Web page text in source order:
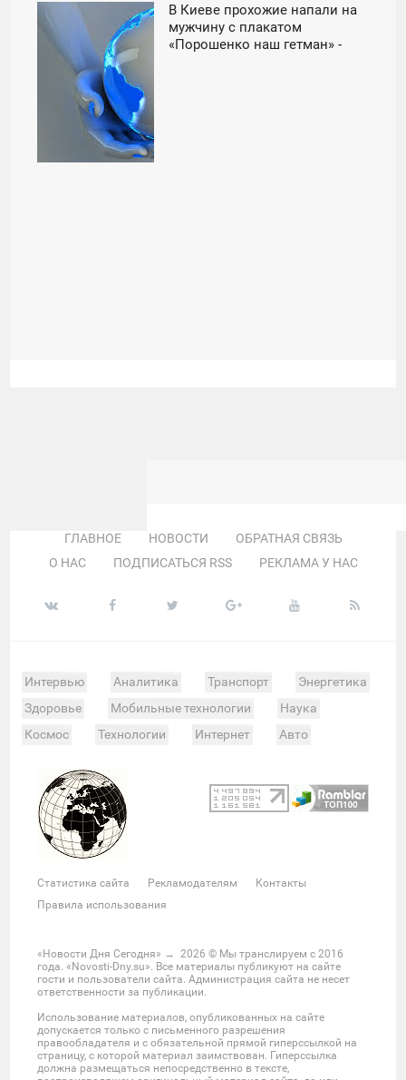
В Киеве прохожие напали на
мужчину с плакатом
«Порошенко наш гетман» -
ГЛАВНОЕ НОВОСТИ
ОБРАТНАЯ СВЯЗЬ
О НАС
ПОДПИСАТЬСЯ RSS РЕКЛАМА У НАС
Интервью Аналитика Транспорт
Энергетика
Здоровье
Мобильные технологии
Наука
Космос
Технологии Интернет
Авто
Велоспорт
Покер Хоккей
Баскетбол
Мотор
Теннис Футбол
Фото и видео
Судьи
Статистика
Шоу-бизнес
Мнения
Общество Реформы
Законы
Власть
Мир Россия
Ростов-на-Дону
Нижний Новгород
Казань
Омск
Красноярск Новосибирс
Екатеринбург
Крым
Забайкальский край Украина
Статистика сайта Рекламодателям
Контакты
Правила использования
«Новости Дня Сегодня» →2026 © Мы транслируем с 2016
года. «Novosti-Dny.su». Все материалы публикуют на сайте
гости и пользователи сайта. Администрация сайта не несет
ответственности за публикации.
Использование материалов, опубликованных на сайте
допускается только с письменного разрешения
правообладателя и с обязательной прямой гиперссылкой на
страницу, с которой материал заимствован. Гиперссылка
должна размещаться непосредственно в тексте,